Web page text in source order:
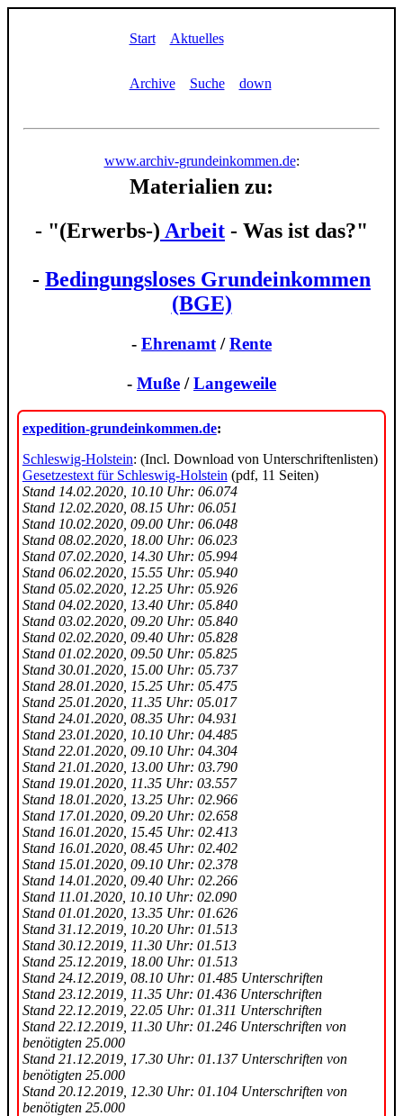
Start Aktuelles
Archive Suche down
www.archiv-grundeinkommen.de:
Materialien zu:
- "(Erwerbs-) Arbeit - Was ist das?"
- Bedingungsloses Grundeinkommen
(BGE)
- Ehrenamt /Rente
- Muße /Langeweile
expedition-grundeinkommen.de:
Schleswig-Holstein: (Incl. Download von Unterschriftenlisten)
Gesetzestext für Schleswig-Holstein (pdf, 11 Seiten)
Stand 14.02.2020, 10.10 Uhr: 06.074
Stand 12.02.2020, 08.15 Uhr: 06.051
Stand 10.02.2020, 09.00 Uhr: 06.048
Stand 08.02.2020, 18.00 Uhr: 06.023
Stand 07.02.2020, 14.30 Uhr: 05.994
Stand 06.02.2020, 15.55 Uhr: 05.940
Stand 05.02.2020, 12.25 Uhr: 05.926
Stand 04.02.2020, 13.40 Uhr: 05.840
Stand 03.02.2020, 09.20 Uhr: 05.840
Stand 02.02.2020, 09.40 Uhr: 05.828
Stand 01.02.2020, 09.50 Uhr: 05.825
Stand 30.01.2020, 15.00 Uhr: 05.737
Stand 28.01.2020, 15.25 Uhr: 05.475
Stand 25.01.2020, 11.35 Uhr: 05.017
Stand 24.01.2020, 08.35 Uhr: 04.931
Stand 23.01.2020, 10.10 Uhr: 04.485
Stand 22.01.2020, 09.10 Uhr: 04.304
Stand 21.01.2020, 13.00 Uhr: 03.790
Stand 19.01.2020, 11.35 Uhr: 03.557
Stand 18.01.2020, 13.25 Uhr: 02.966
Stand 17.01.2020, 09.20 Uhr: 02.658
Stand 16.01.2020, 15.45 Uhr: 02.413
Stand 16.01.2020, 08.45 Uhr: 02.402
Stand 15.01.2020, 09.10 Uhr: 02.378
Stand 14.01.2020, 09.40 Uhr: 02.266
Stand 11.01.2020, 10.10 Uhr: 02.090
Stand 01.01.2020, 13.35 Uhr: 01.626
Stand 31.12.2019, 10.20 Uhr: 01.513
Stand 30.12.2019, 11.30 Uhr: 01.513
Stand 25.12.2019, 18.00 Uhr: 01.513
Stand 24.12.2019, 08.10 Uhr: 01.485 Unterschriften
Stand 23.12.2019, 11.35 Uhr: 01.436 Unterschriften
Stand 22.12.2019, 22.05 Uhr: 01.311 Unterschriften
Stand 22.12.2019, 11.30 Uhr: 01.246 Unterschriften von
benötigten 25.000
Stand 21.12.2019, 17.30 Uhr: 01.137 Unterschriften von
benötigten 25.000
Stand 20.12.2019, 12.30 Uhr: 01.104 Unterschriften von
benötigten 25.000